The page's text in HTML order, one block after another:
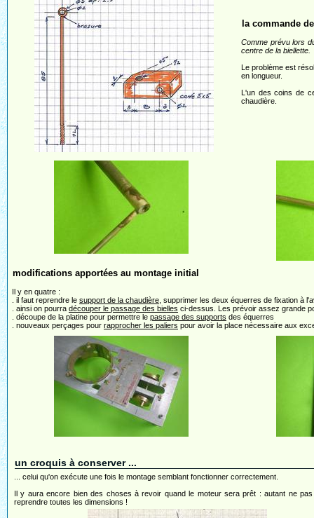
la commande
Comme prévu lors
centre de la biellette.
Le problème est
en longueur.
L'un des coins de
chaudière.
modifications apportées au montage initial
Il y en quatre :
. il faut reprendre le support de la chaudière , supprimer les deux équerres de fixation à
. ainsi on pourra découper le passage des bielles ci-dessus. Les prévoir assez grande
. découpe de la platine pour permettre le passage des supports des équerres
. nouveaux perçages pour rapprocher les paliers pour avoir la place nécessaire aux
un croquis à conserver ...
... celui qu'on exécute une fois le montage semblant fonctionner correctement.
Il y aura encore bien des choses à revoir quand le moteur sera prêt : autant ne
reprendre toutes les dimensions !